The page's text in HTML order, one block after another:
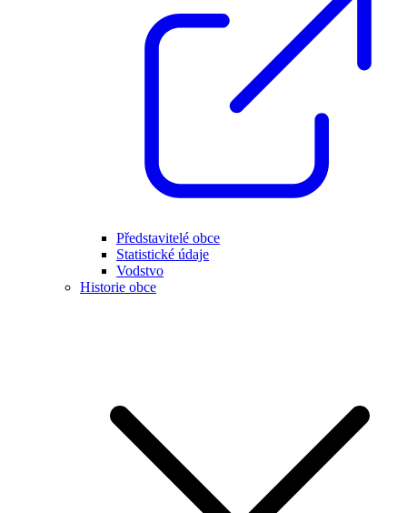
Představitelé obce
Statistické údaje
Vodstvo
Historie obce